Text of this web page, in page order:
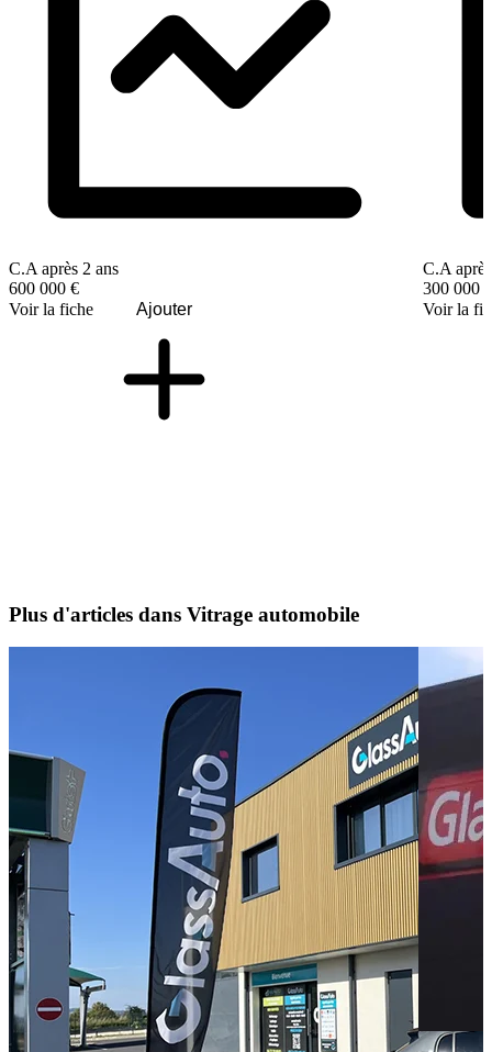
C.A après 2 ans
600 000 €
Voir la fiche
Ajouter
C.A
300 000 €
Voir la
Plus d'articles dans Vitrage automobile